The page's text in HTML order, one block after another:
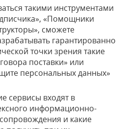
такими инструментами
«Помощники
сможете
гарантированно
точки зрения такие
поставки» или
персональных данных»
сервисы входят в
информационно-
и какие